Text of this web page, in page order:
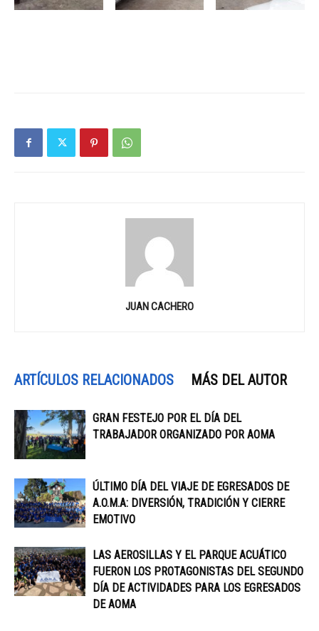
JUAN CACHERO
ARTÍCULOS RELACIONADOS MÁS DEL AUTOR
GRAN FESTEJO POR EL DÍA DEL
TRABAJADOR ORGANIZADO POR AOMA
ÚLTIMO DÍA DEL VIAJE DE EGRESADOS DE
A.O.M.A: DIVERSIÓN, TRADICIÓN Y CIERRE
EMOTIVO
LAS AEROSILLAS Y EL PARQUE ACUÁTICO
FUERON LOS PROTAGONISTAS DEL SEGUNDO
DÍA DE ACTIVIDADES PARA LOS EGRESADOS
DE AOMA